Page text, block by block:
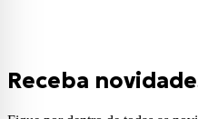
Receba